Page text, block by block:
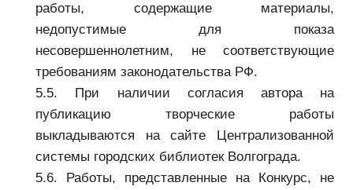
работы, содержащие материалы,
недопустимые для показа
несовершеннолетним, не соответствующие
требованиям законодательства РФ.
5.5. При наличии согласия автора на
публикацию творческие работы
выкладываются на сайте Централизованной
системы городских библиотек Волгограда.
5.6. Работы, представленные на Конкурс, не